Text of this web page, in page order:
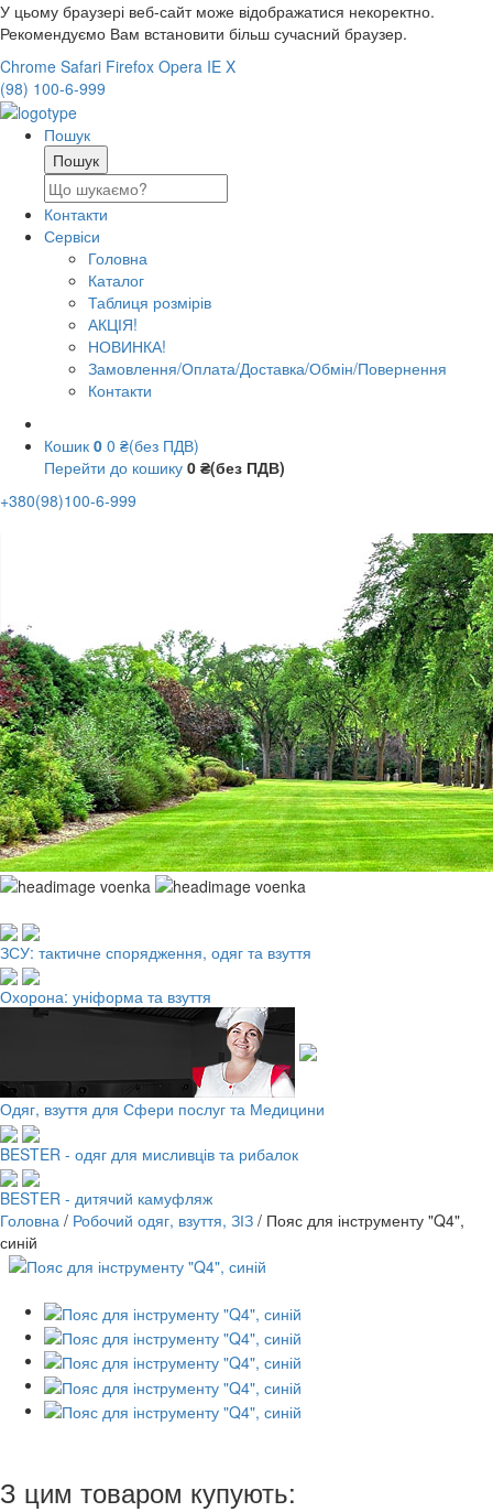
У цьому браузері веб-сайт може відображатися некоректно.
Рекомендуємо Вам встановити більш сучасний браузер.
Chrome Safari Firefox Opera IE X
(98) 100-6-999
Пошук
Контакти
Сервіси
Головна
Каталог
Таблиця розмірів
АКЦІЯ!
НОВИНКА!
Замовлення/Оплата/Доставка/Обмін/Повернення
Контакти
Кошик 0 0 ₴(без ПДВ)
Перейти до кошику 0 ₴(без ПДВ)
+380(98)100-6-999
ЗСУ: тактичне спорядження, одяг та взуття
Охорона: уніформа та взуття
Одяг, взуття для Сфери послуг та Медицини
BESTER - одяг для мисливців та рибалок
BESTER - дитячий камуфляж
Головна / Робочий одяг, взуття, ЗІЗ / Пояс для інструменту "Q4",
синій
З цим товаром купують: